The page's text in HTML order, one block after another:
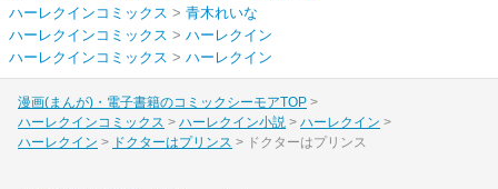
ハーレクインコミックス > 青木れいな
ハーレクインコミックス > ハーレクイン
ハーレクインコミックス > ハーレクイン
漫画(まんが)・電子書籍のコミックシーモアTOP
ハーレクインコミックス
ハーレクイン小説
ハーレクイン
ハーレクイン
ドクターはプリンス ドクターはプリンス